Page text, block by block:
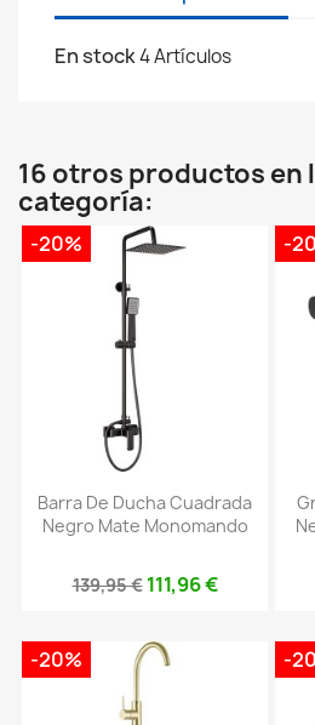
En stock4 Artículos
16 otros productos en
categoría:
Barra De Ducha Cuadrada
Negro Mate Monomando
139,95 € 111,96 €
-20% -
-20% -